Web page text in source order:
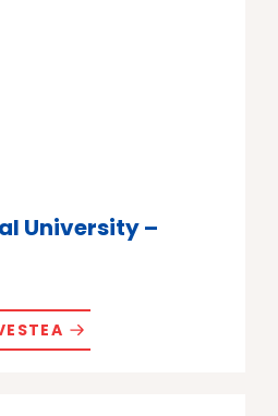
University –